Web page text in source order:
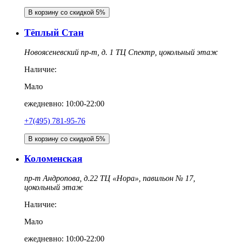
В корзину со скидкой 5%
Тёплый Стан
Новоясеневский пр-т, д. 1 ТЦ Спектр, цокольный этаж
Наличие:
Мало
ежедневно: 10:00-22:00
+7(495) 781-95-76
В корзину со скидкой 5%
Коломенская
пр-т Андропова, д.22 ТЦ «Нора», павильон № 17,
цокольный этаж
Наличие:
Мало
ежедневно: 10:00-22:00